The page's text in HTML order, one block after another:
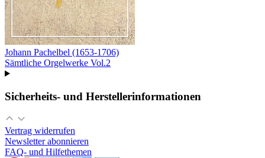
Johann Pachelbel (1653-1706)
Sämtliche Orgelwerke Vol.2
Sicherheits- und Herstellerinformationen
Vertrag widerrufen
Newsletter abonnieren
FAQ- und Hilfethemen